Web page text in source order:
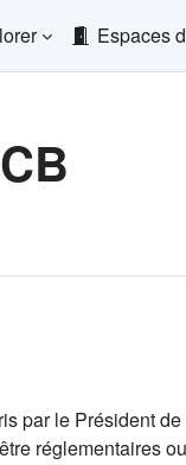
Espaces
par le Président
réglementaires